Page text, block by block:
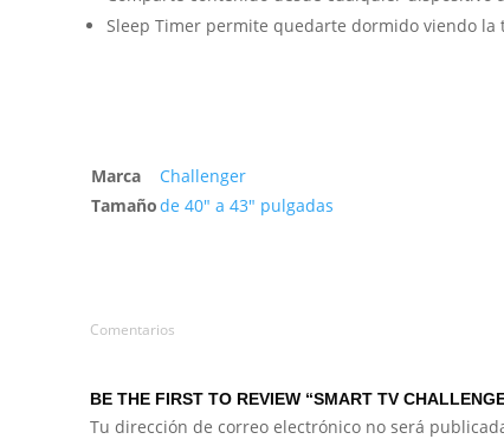
Sleep Timer permite quedarte dormido viendo la
Marca
Challenger
Tamañode 40" a 43" pulgadas
Comentarios
BE THE FIRST TO REVIEW “SMART TV
Tu dirección de correo electrónico no será